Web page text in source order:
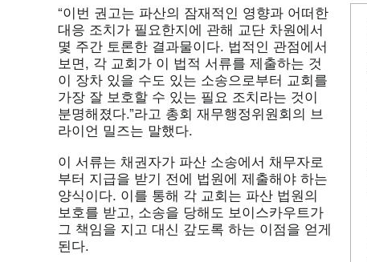
“이번 권고는 파산의 잠재적인 영향과 어떠한
대응 조치가 필요한지에 관해 교단 차원에서
몇 주간 토론한 결과물이다. 법적인 관점에서
보면, 각 교회가 이 법적 서류를 제출하는 것
이 장차 있을 수도 있는 소송으로부터 교회를
가장 잘 보호할 수 있는 필요 조치라는 것이
분명해졌다.”라고 총회 재무행정위원회의 브
라이언 밀즈는 말했다.
이 서류는 채권자가 파산 소송에서 채무자로
부터 지급을 받기 전에 법원에 제출해야 하는
양식이다. 이를 통해 각 교회는 파산 법원의
보호를 받고, 소송을 당해도 보이스카우트가
그 책임을 지고 대신 갚도록 하는 이점을 얻게
된다.